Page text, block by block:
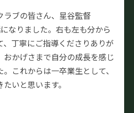
ラブの皆さん、星谷監督
なりました。右も左も分から
、丁寧にご指導くださりありが
おかげさまで自分の成長を感じ
これからは一卒業生として、
いと思います。